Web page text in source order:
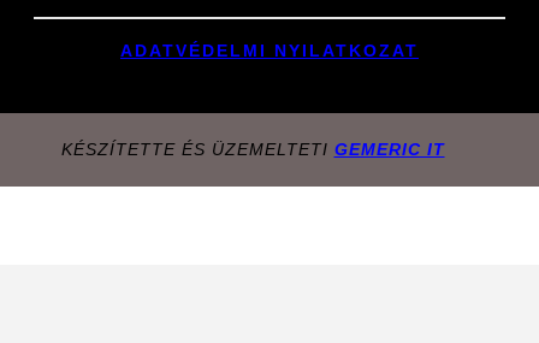
ADATVÉDELMI NYILATKOZAT
KÉSZÍTETTE ÉS ÜZEMELTETI GEMERIC IT